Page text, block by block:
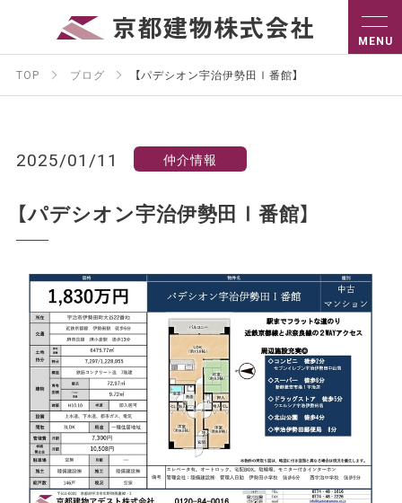
TOP ブログ 【パデシオン宇治伊勢田Ⅰ番館】
2025/01/11 仲介情報
【パデシオン宇治伊勢田Ⅰ番館】